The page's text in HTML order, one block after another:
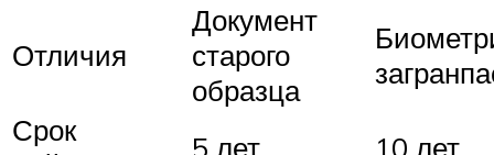
Отличия
Документ
старого
образца
Срок
5 лет 10 лет